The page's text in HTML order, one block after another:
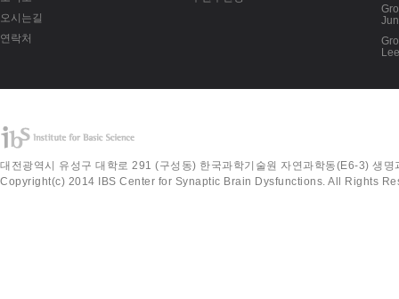
오시는길
연락처
대전광역시 유성구 대학로 291 (구성동) 한국과학기술원 자연과학동(E6-3)
Copyright(c) 2014 IBS Center for Synaptic Brain Dysfunctions. All Rights